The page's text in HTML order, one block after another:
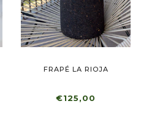
FRAPÉ LA RIOJA
€125,00